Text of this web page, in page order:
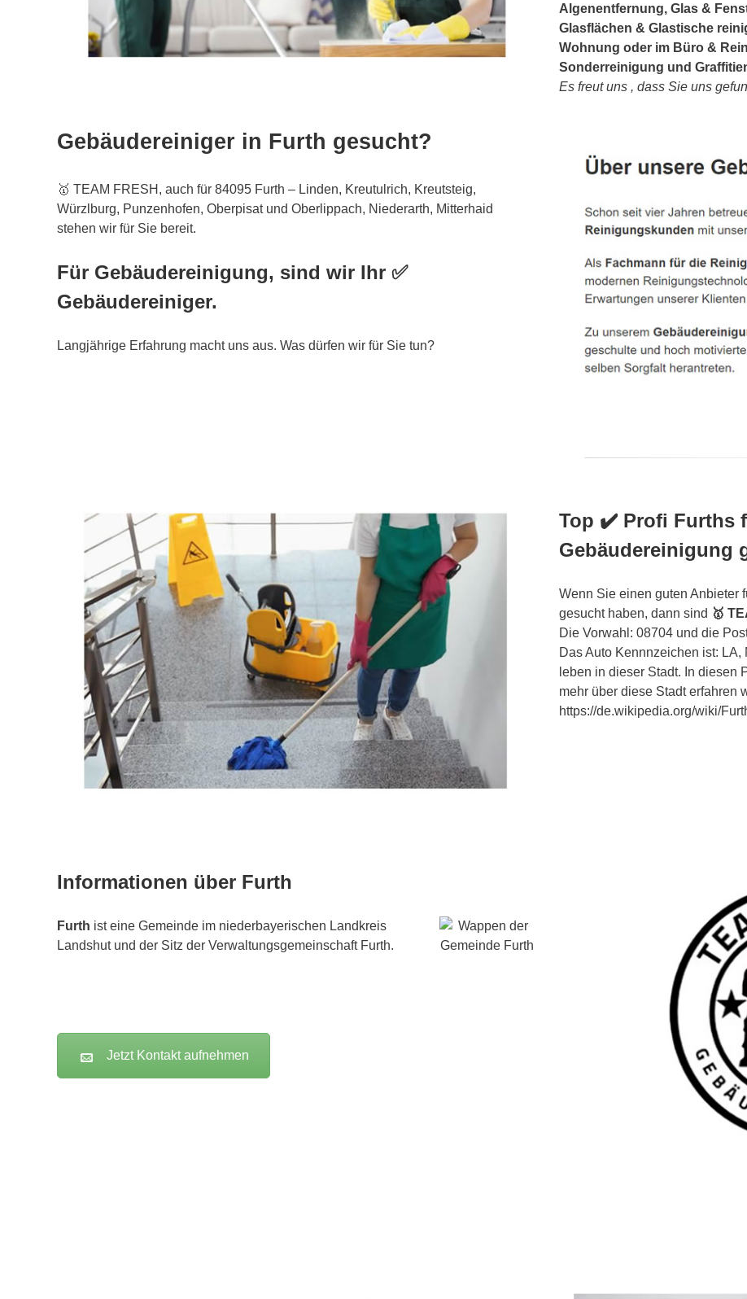
Algenentfernung, Glas &
Glasflächen & Glastische
Wohnung oder im Büro &
Sonderreinigung und
Es freut uns , dass Sie uns
Gebäudereiniger in Furth gesucht?
🥇 TEAM FRESH, auch für 84095 Furth – Linden, Kreutulrich, Kreutsteig,
Würzlburg, Punzenhofen, Oberpisat und Oberlippach, Niederarth, Mitterhaid
stehen wir für Sie bereit.
Für Gebäudereinigung, sind wir Ihr ✅
Gebäudereiniger.
Langjährige Erfahrung macht uns aus. Was dürfen wir für Sie tun?
Top ✔️ Profi Furths
Gebäudereinigung
Wenn Sie einen guten Anbieter
gesucht haben, dann sind 🥇
Die Vorwahl: 08704 und die
Das Auto Kennnzeichen ist:
leben in dieser Stadt. In diesen
mehr über diese Stadt erfahren
https://de.wikipedia.org/wiki/
Informationen über Furth
Furth ist eine Gemeinde im niederbayerischen Landkreis
Landshut und der Sitz der Verwaltungsgemeinschaft Furth.
Jetzt Kontakt aufnehmen